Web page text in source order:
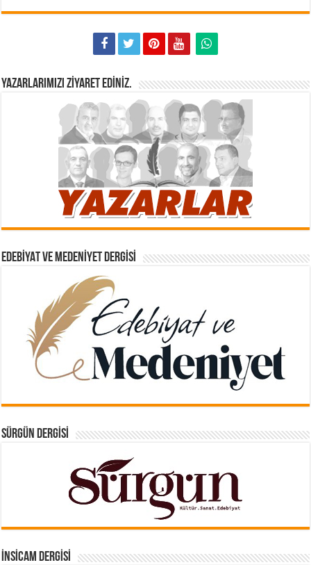
YAZARLARIMIZI ZIYARET EDINIZ.
EDEBIYAT VE MEDENIYET DERGISI
SÜRGÜN DERGISI
İNSICAM DERGISI